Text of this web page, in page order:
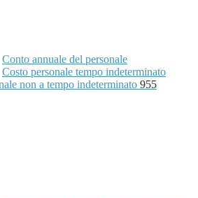
Conto annuale del personale
Costo personale tempo indeterminato
non a tempo indeterminato 955